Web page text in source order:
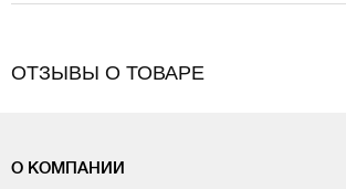
ОТЗЫВЫ О ТОВАРЕ
О КОМПАНИИ